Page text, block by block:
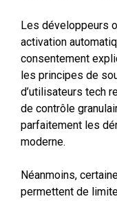
Les développeurs
activation
consentement
les principes de
d’utilisateurs tech
de contrôle
parfaitement les
moderne.
Néanmoins,
permettent de